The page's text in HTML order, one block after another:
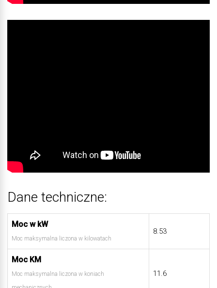
Dane techniczne:
Moc w kW
Moc maksymalna liczona w kilowatach
8.53
Moc KM
Moc maksymalna liczona w koniach
11.6